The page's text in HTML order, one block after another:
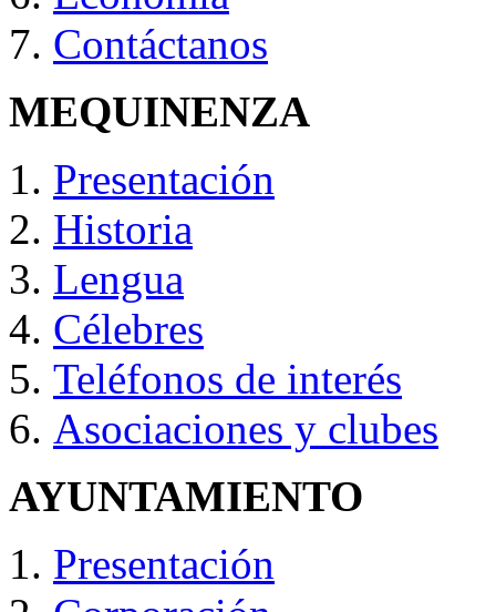
Contáctanos
MEQUINENZA
Presentación
Historia
Lengua
Célebres
Teléfonos de interés
Asociaciones y clubes
AYUNTAMIENTO
Presentación